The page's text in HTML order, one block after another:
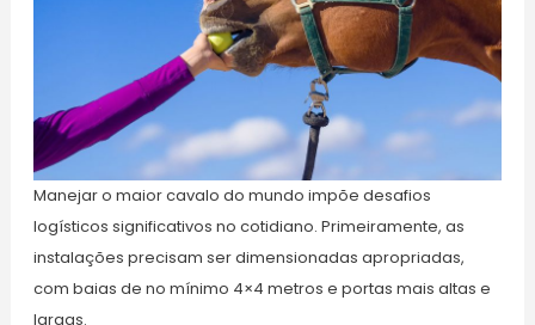
Manejar o maior cavalo do mundo impõe desafios
logísticos significativos no cotidiano. Primeiramente, as
instalações precisam ser dimensionadas apropriadas,
com baias de no mínimo 4×4 metros e portas mais altas e
largas.